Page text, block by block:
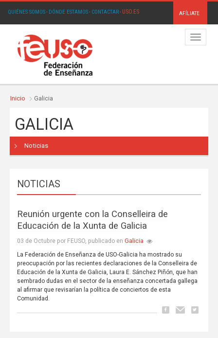
QUIÉNES SOMOS· DÓNDE ESTAMOS· CONTACTAR· USO.ES AFÍLIATE
Menú
Inicio Galicia
GALICIA
Noticias
NOTICIAS
Reunión urgente con la Conselleira de
Educación de la Xunta de Galicia
03 de Octubre por FEUSO, publicado en Galicia
La Federación de Enseñanza de USO-Galicia ha mostrado su
preocupación por las recientes declaraciones de la Conselleira de
Educación de la Xunta de Galicia, Laura E. Sánchez Piñón, que han
sembrado dudas en el sector de la enseñanza concertada gallega
al afirmar que revisarían la política de conciertos de esta
Comunidad.